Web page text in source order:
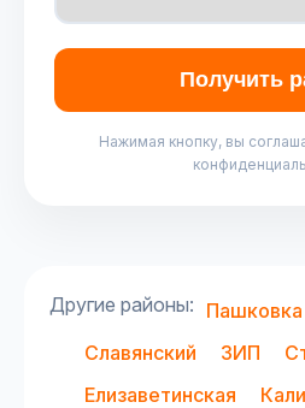
Получить
Нажимая кнопку, вы
Другие районы: Пашковка
Славянский
ЗИП
Елизаветинская